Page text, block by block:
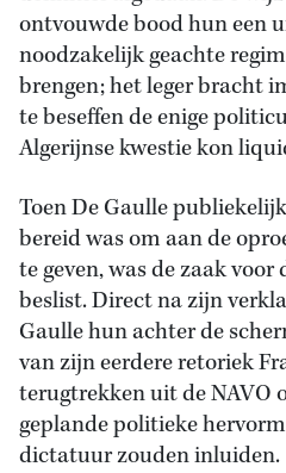
ontvouwde bood hun een
noodzakelijk geachte
brengen; het leger bracht
te beseffen de enige
Algerijnse kwestie kon
Toen De Gaulle
bereid was om aan de
te geven, was de zaak
beslist. Direct na zijn
Gaulle hun achter de
van zijn eerdere retoriek
terugtrekken uit de NAVO
geplande politieke
dictatuur zouden inluiden.